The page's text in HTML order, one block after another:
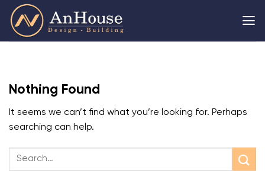
Skip
content
Nothing Found
It seems we can’t find what you’re looking for. Perhaps
searching can help.